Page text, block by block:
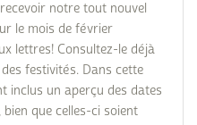
notre tout nouvel
le mois de février
lettres! Consultez-le déjà
festivités. Dans cette
inclus un aperçu des dates
que celles-ci soient